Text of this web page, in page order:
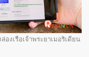
งเรือเจ้าพระยาเมอริเดียน